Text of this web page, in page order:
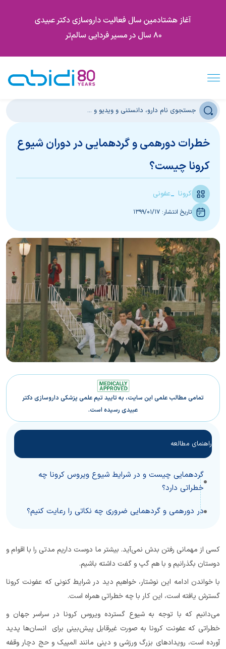
خطرات دورهمی و گردهمایی در دوران شیوع
کرونا چیست؟
کرونا عفونی
تاریخ انتشار:
تمامی مطالب علمی این سایت، به تایید تیم علمی پزشکی داروسازی دکتر
عبیدی رسیده است.
راهنمای مطالعه
گردهمایی چیست و در شرایط شیوع ویروس کرونا چه
خطراتی دارد؟
در دورهمی و گردهمایی ضروری چه نکاتی را رعایت کنیم؟
کسی از مهمانی رفتن بدش نمی‌آید. بیشتر ما دوست داریم مدتی را با اقوام و
دوستان بگذرانیم و با هم گپ و گفت داشته باشیم.
با خواندن ادامه این نوشتار، خواهیم دید در شرایط کنونی که عفونت کرونا
گسترش یافته است، این کار با چه خطراتی همراه است.
می‌دانیم که با توجه به شیوع گسترده ویروس کرونا در سراسر جهان و
خطراتی که عفونت کرونا به صورت غیرقابل پیش‌بینی برای انسان‌ها پدید
آورده است، رویدادهای بزرگ ورزشی و دینی مانند المپیک و حج دچار وقفه